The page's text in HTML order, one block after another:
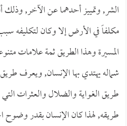
الشر, وتمييز أحدهما عن الآخر,
مكلفاً في الأرض إلا وكان لتكليفه
المسيرة وهذا الطريق ثمة علامات
شماله يهتدي بها الإنسان, ويعرف
طريق الغواية والضلال والعثرات التي
طريقه, لهذا كان الإنسان بقدر وضوح